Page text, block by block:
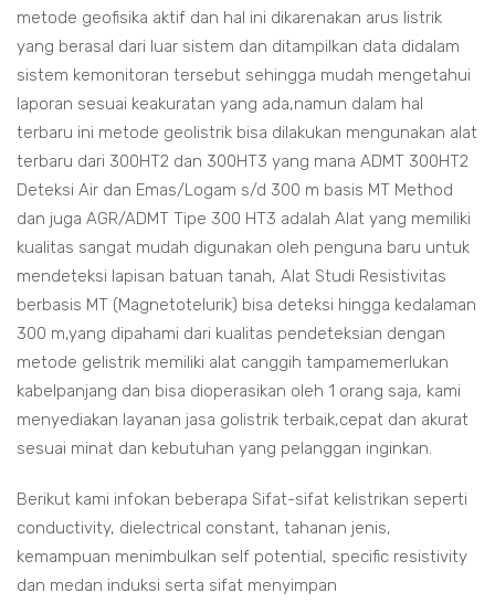
metode geofisika aktif dan hal ini dikarenakan arus listrik
yang berasal dari luar sistem dan ditampilkan data didalam
sistem kemonitoran tersebut sehingga mudah mengetahui
laporan sesuai keakuratan yang ada,namun dalam hal
terbaru ini metode geolistrik bisa dilakukan mengunakan alat
terbaru dari 300HT2 dan 300HT3 yang mana ADMT 300HT2
Deteksi Air dan Emas/Logam s/d 300 m basis MT Method
dan juga AGR/ADMT Tipe 300 HT3 adalah Alat yang memiliki
kualitas sangat mudah digunakan oleh penguna baru untuk
mendeteksi lapisan batuan tanah, Alat Studi Resistivitas
berbasis MT (Magnetotelurik) bisa deteksi hingga kedalaman
300 m,yang dipahami dari kualitas pendeteksian dengan
metode gelistrik memiliki alat canggih tampamemerlukan
kabelpanjang dan bisa dioperasikan oleh 1 orang saja, kami
menyediakan layanan jasa golistrik terbaik,cepat dan akurat
sesuai minat dan kebutuhan yang pelanggan inginkan.
Berikut kami infokan beberapa Sifat-sifat kelistrikan seperti
conductivity, dielectrical constant, tahanan jenis,
kemampuan menimbulkan self potential, specific resistivity
dan medan induksi serta sifat menyimpan